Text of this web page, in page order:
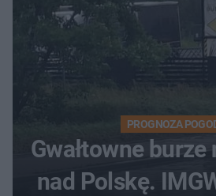
PROGNOZA
Gwałtowne
nad Polskę.